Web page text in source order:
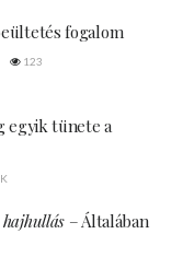
fogalom
123
egyik tünete a
hajhullás – Általában